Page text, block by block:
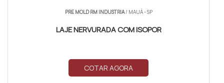
PRE MOLD RM INDUSTRIA/ MAUÁ - SP
LAJE NERVURADA COM ISOPOR
COTAR AGORA